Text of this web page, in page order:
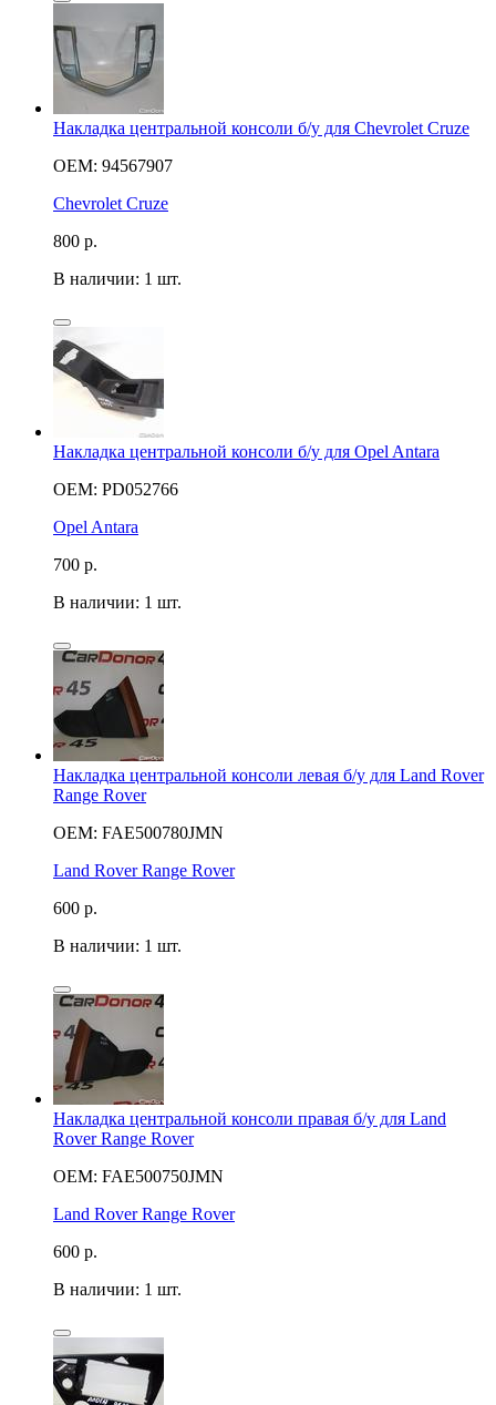
Накладка центральной консоли б/у для Chevrolet Cruze
OEM: 94567907
Chevrolet Cruze
800 р.
В наличии: 1 шт.
Накладка центральной консоли б/у для Opel Antara
OEM: PD052766
Opel Antara
700 р.
В наличии: 1 шт.
Накладка центральной консоли левая б/у для Land Rover
Range Rover
OEM: FAE500780JMN
Land Rover Range Rover
600 р.
В наличии: 1 шт.
Накладка центральной консоли правая б/у для Land
Rover Range Rover
OEM: FAE500750JMN
Land Rover Range Rover
600 р.
В наличии: 1 шт.